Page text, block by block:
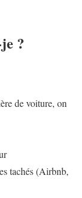
?
de voiture, on
tachés (Airbnb,